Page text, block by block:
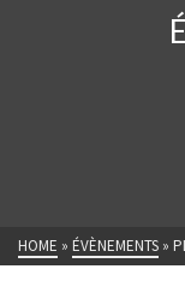
HOME » ÉVÈNEMENTS »